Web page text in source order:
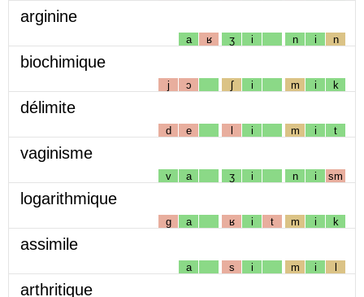
arginine
a ʁ ʒ i n i n
biochimique
j ɔ ʃ i m i k
délimite
d e l i m i t
vaginisme
v a ʒ i n i sm
logarithmique
g a ʁ i t m i k
assimile
a s i m i l
arthritique